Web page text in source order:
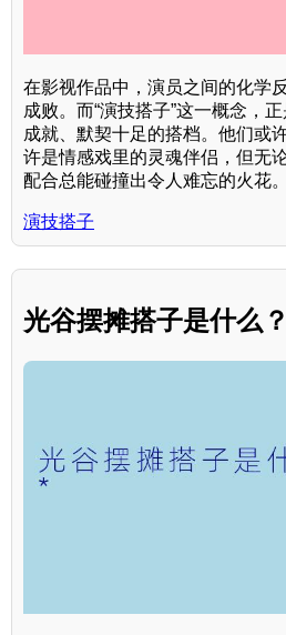
在影视作品中，演员之间的化学
成败。而“演技搭子”这一概念，
成就、默契十足的搭档。他们或
许是情感戏里的灵魂伴侣，但无
配合总能碰撞出令人难忘的火花。
演技搭子
光谷摆摊搭子是什么